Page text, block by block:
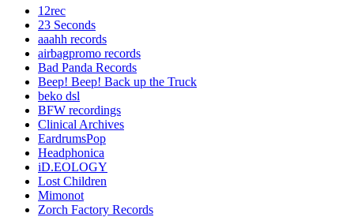
12rec
23 Seconds
aaahh records
airbagpromo records
Bad Panda Records
Beep! Beep! Back up the Truck
beko dsl
BFW recordings
Clinical Archives
EardrumsPop
Headphonica
iD.EOLOGY
Lost Children
Mimonot
Zorch Factory Records